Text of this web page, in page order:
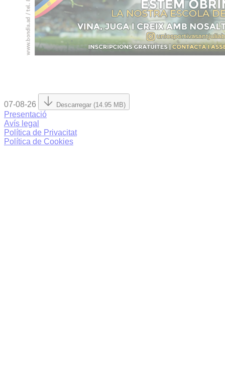
07-08-26 Descarregar (14.95 MB)
Presentació
Avís legal
Política de Privacitat
Política de Cookies